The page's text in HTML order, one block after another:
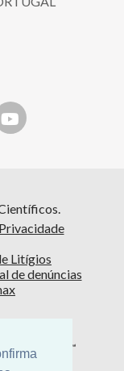
Litígios
de denúncias